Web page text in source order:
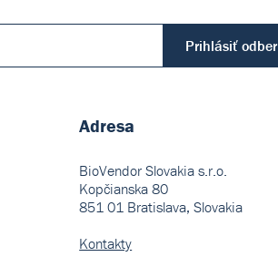
Prihlásiť odber
Adresa
BioVendor Slovakia s.r.o.
Kopčianska 80
851 01 Bratislava, Slovakia
Kontakty